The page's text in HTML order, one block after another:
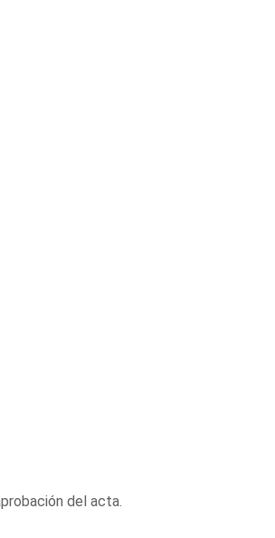
del acta.